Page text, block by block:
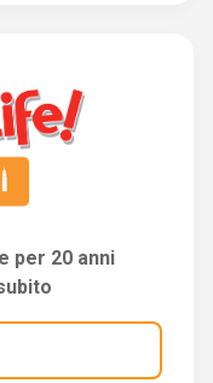
per 20 anni